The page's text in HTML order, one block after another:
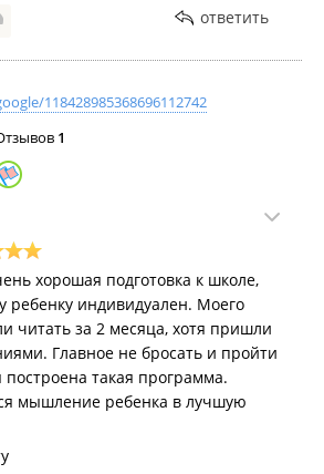
вы опять не явились 20 и 27
об отсутствии и не
отсроченную оплату, вас
решили не беспокоить, так как
для вас занятия не актуальны!
на занятии в сентябре по
занятия, а затем
на отработку 28 сентября,
мест в группах уже
желающих попасть к нам, места
поэтому не смогли
альтернативу!
приносим свои извинения за
клиентов, кто так же
к нашим правилам!
ответить
118428985368696112742
1
хорошая подготовка к школе,
ребенку индивидуален. Моего
читать за 2 месяца, хотя пришли
Главное не бросать и пройти
построена такая программа.
мышление ребенка в лучшую